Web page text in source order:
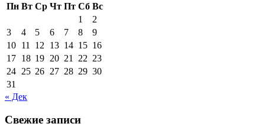
Пн Вт Ср Чт Пт Сб Вс
1
2
3
4 5 6 7 8
9
10 11 12 13 14 15 16
17 18 19 20 21 22 23
24 25 26 27 28 29 30
31
« Дек
Свежие записи